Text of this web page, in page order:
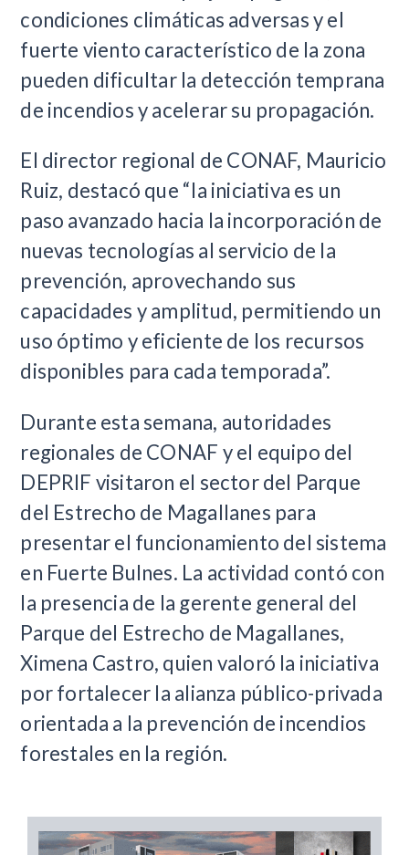
condiciones climáticas adversas y el
fuerte viento característico de la zona
pueden dificultar la detección temprana
de incendios y acelerar su propagación.
El director regional de CONAF, Mauricio
Ruiz, destacó que “la iniciativa es un
paso avanzado hacia la incorporación de
nuevas tecnologías al servicio de la
prevención, aprovechando sus
capacidades y amplitud, permitiendo un
uso óptimo y eficiente de los recursos
disponibles para cada temporada”.
Durante esta semana, autoridades
regionales de CONAF y el equipo del
DEPRIF visitaron el sector del Parque
del Estrecho de Magallanes para
presentar el funcionamiento del sistema
en Fuerte Bulnes. La actividad contó con
la presencia de la gerente general del
Parque del Estrecho de Magallanes,
Ximena Castro, quien valoró la iniciativa
por fortalecer la alianza público-privada
orientada a la prevención de incendios
forestales en la región.